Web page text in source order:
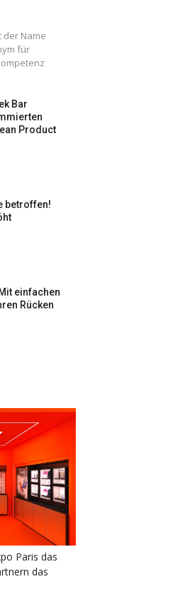
der Name
für
Bar
Product
betroffen!
einfachen
Rücken
Paris das
das